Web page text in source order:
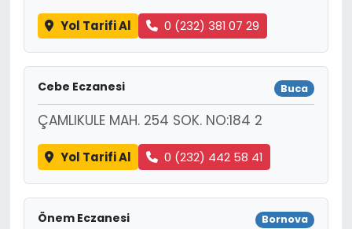
Yol Tarifi Al 0 (232) 381 07 29
Cebe Eczanesi Buca
ÇAMLIKULE MAH. 254 SOK. NO:184 2
Yol Tarifi Al 0 (232) 442 58 41
Önem Eczanesi Bornova